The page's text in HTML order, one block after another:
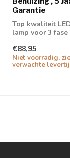
Garantie
Top kwaliteit
lamp voor 3 fase
€88,95
Niet voorradig, zie
verwachte